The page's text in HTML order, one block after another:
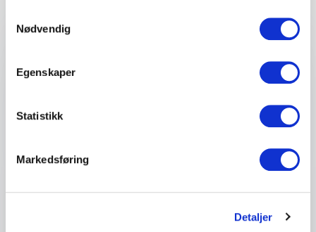
Nødvendig
Egenskaper
Statistikk
Markedsføring
Detaljer
Email*
Telefon
Firma eller organisasjon
Detaljer om ditt arrangement